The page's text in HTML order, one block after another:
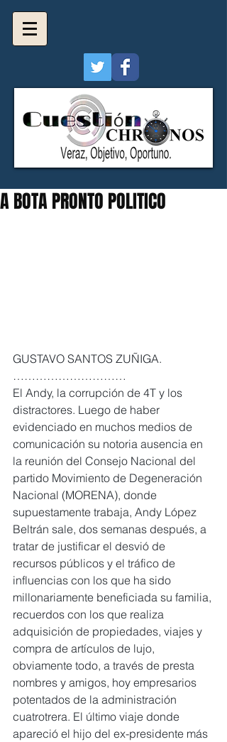
A BOTA PRONTO POLITICO
GUSTAVO SANTOS ZUÑIGA.
…………………………
El Andy, la corrupción de 4T y los
distractores. Luego de haber
evidenciado en muchos medios de
comunicación su notoria ausencia en
la reunión del Consejo Nacional del
partido Movimiento de Degeneración
Nacional (MORENA), donde
supuestamente trabaja, Andy López
Beltrán sale, dos semanas después, a
tratar de justificar el desvió de
recursos públicos y el tráfico de
influencias con los que ha sido
millonariamente beneficiada su familia,
recuerdos con los que realiza
adquisición de propiedades, viajes y
compra de artículos de lujo,
obviamente todo, a través de presta
nombres y amigos, hoy empresarios
potentados de la administración
cuatrotrera. El último viaje donde
apareció el hijo del ex-presidente más